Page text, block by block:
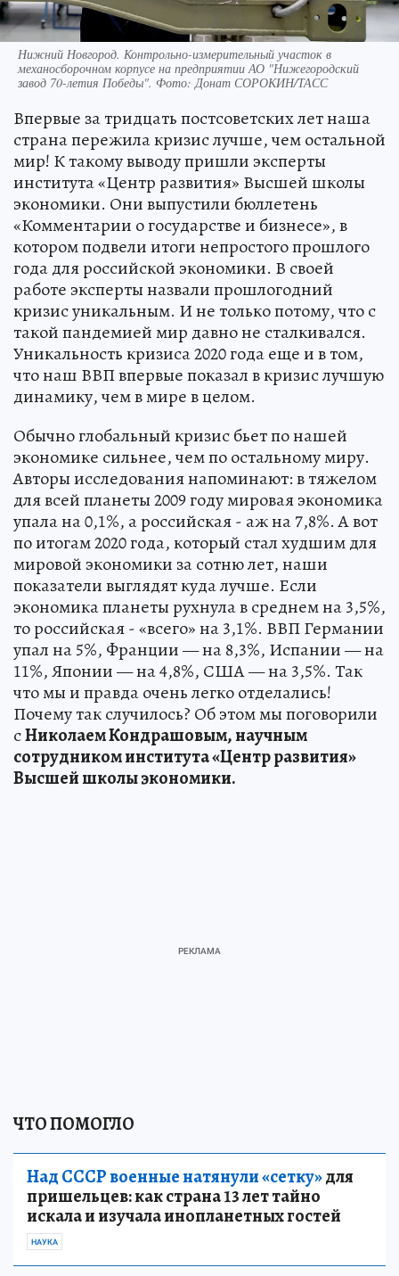
Нижний Новгород. Контрольно-измерительный участок в
механосборочном корпусе на предприятии АО "Нижегородский
завод 70-летия Победы". Фото: Донат СОРОКИН/ТАСС
Впервые за тридцать постсоветских лет наша
страна пережила кризис лучше, чем остальной
мир! К такому выводу пришли эксперты
института «Центр развития» Высшей школы
экономики. Они выпустили бюллетень
«Комментарии о государстве и бизнесе», в
котором подвели итоги непростого прошлого
года для российской экономики. В своей
работе эксперты назвали прошлогодний
кризис уникальным. И не только потому, что с
такой пандемией мир давно не сталкивался.
Уникальность кризиса 2020 года еще и в том,
что наш ВВП впервые показал в кризис лучшую
динамику, чем в мире в целом.
Обычно глобальный кризис бьет по нашей
экономике сильнее, чем по остальному миру.
Авторы исследования напоминают: в тяжелом
для всей планеты 2009 году мировая экономика
упала на 0,1%, а российская - аж на 7,8%. А вот
по итогам 2020 года, который стал худшим для
мировой экономики за сотню лет, наши
показатели выглядят куда лучше. Если
экономика планеты рухнула в среднем на 3,5%,
то российская - «всего» на 3,1%. ВВП Германии
упал на 5%, Франции — на 8,3%, Испании — на
11%, Японии — на 4,8%, США — на 3,5%. Так
что мы и правда очень легко отделались!
Почему так случилось? Об этом мы поговорили
сНиколаем Кондрашовым, научным
сотрудником института «Центр развития»
Высшей школы экономики.
ЧТО ПОМОГЛО
Над СССР военные натянули «сетку»для
пришельцев: как страна 13 лет тайно
искала и изучала инопланетных гостей
НАУКА